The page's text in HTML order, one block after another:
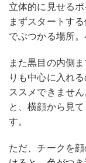
立体的に見せる
まずスタートす
でぶつかる場所
また黒目の内側
りも中心に入れ
ススメできませ
と、横顔から見
す。
ただ、チークを